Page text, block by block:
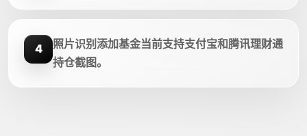
4
照片识别添加基金当前支持支付宝和腾讯理财通
持仓截图。